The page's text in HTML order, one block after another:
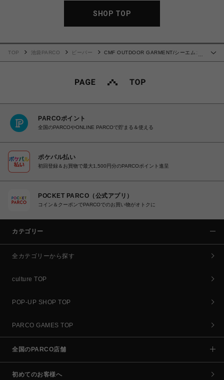
SHOP TOP
TOP 池袋PARCO ビーバー
CMF OUTDOOR GARMENT/シーエムエ
PARCOポイント
全国のPARCOやONLINE PARCOで貯まる＆使える
ポケパル払い
初回登録＆お買物で最大1,500円分のPARCOポイント進呈
POCKET PARCO（公式アプリ）
コイン＆クーポンでPARCOでのお買い物がオトクに
カテゴリー
全カテゴリーから探す
culture TOP
POP-UP SHOP TOP
PARCO GAMES TOP
全国のPARCO店舗
初めてのお客様へ